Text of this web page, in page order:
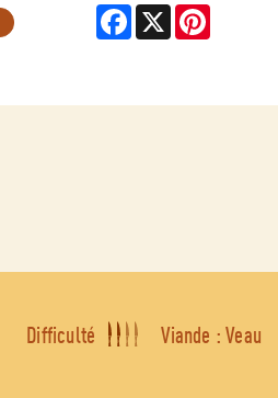
Facebook
Difficulté Viande : Veau